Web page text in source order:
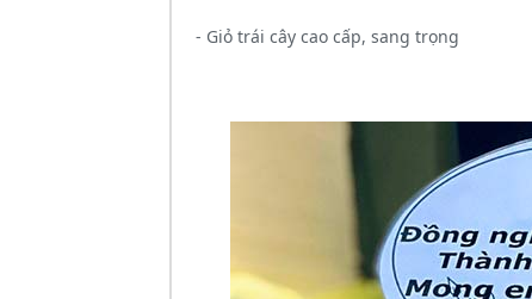
- Giỏ trái cây cao cấp, sang trọng